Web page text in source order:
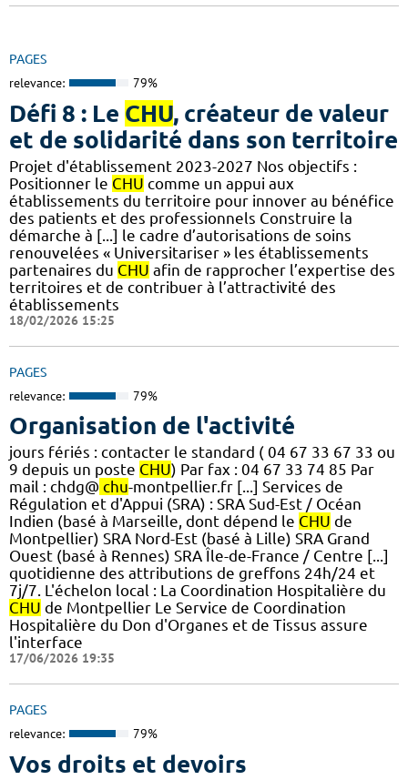
PAGES
relevance: 79%
Défi 8 : Le CHU, créateur de valeur
et de solidarité dans son territoire
Projet d'établissement 2023-2027 Nos objectifs :
Positionner le CHU comme un appui aux
établissements du territoire pour innover au bénéfice
des patients et des professionnels Construire la
démarche à [...] le cadre d’autorisations de soins
renouvelées « Universitariser » les établissements
partenaires du CHU afin de rapprocher l’expertise des
territoires et de contribuer à l’attractivité des
établissements
18/02/2026 15:25
PAGES
relevance: 79%
Organisation de l'activité
jours fériés : contacter le standard ( 04 67 33 67 33 ou
9 depuis un poste CHU) Par fax : 04 67 33 74 85 Par
mail : chdg@ chu-montpellier.fr [...] Services de
Régulation et d'Appui (SRA) : SRA Sud-Est / Océan
Indien (basé à Marseille, dont dépend le CHU de
Montpellier) SRA Nord-Est (basé à Lille) SRA Grand
Ouest (basé à Rennes) SRA Île-de-France / Centre [...]
quotidienne des attributions de greffons 24h/24 et
7j/7. L'échelon local : La Coordination Hospitalière du
CHU de Montpellier Le Service de Coordination
Hospitalière du Don d'Organes et de Tissus assure
l'interface
17/06/2026 19:35
PAGES
relevance: 79%
Vos droits et devoirs